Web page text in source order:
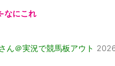
なにこれ
ん＠実況で競馬板アウト